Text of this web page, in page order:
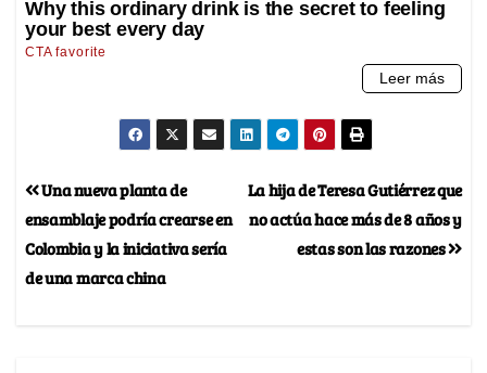
La hija de Teresa Gutiérrez que
no actúa hace más de 8 años y
estas son las razones
Una nueva planta de
ensamblaje podría crearse en
Colombia y la iniciativa sería
de una marca china